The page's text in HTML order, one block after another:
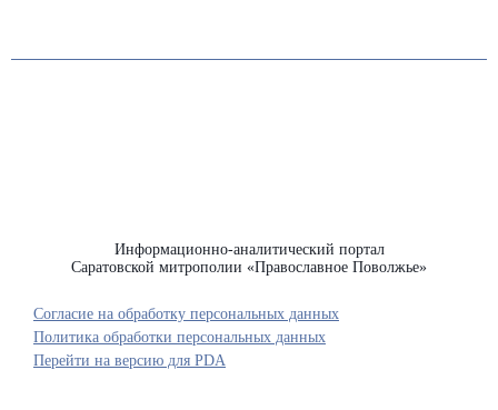
Информационно-аналитический портал
Саратовской митрополии «Православное Поволжье»
Согласие на обработку персональных данных
Политика обработки персональных данных
Перейти на версию для PDA